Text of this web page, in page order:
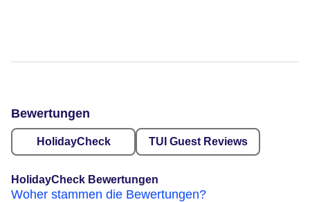
Bewertungen
HolidayCheck TUI Guest Reviews
HolidayCheck Bewertungen
Woher stammen die Bewertungen?